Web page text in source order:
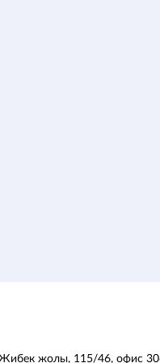
Жибек жолы, 115/46, офис